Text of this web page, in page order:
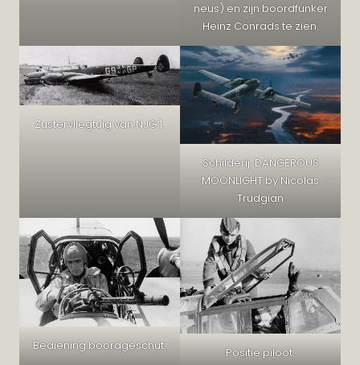
neus) en zijn boordfunker
Heinz Conrads te zien.
Zustervliegtuig van NJG 1.
Schilderij: DANGEROUS
MOONLIGHT by Nicolas
Trudgian
Bediening boordgeschut. Positie piloot.